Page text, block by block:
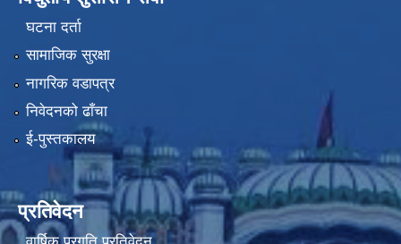
घटना दर्ता
सामाजिक सुरक्षा
नागरिक वडापत्र
निवेदनको ढाँचा
ई-पुस्तकालय
प्रतिवेदन